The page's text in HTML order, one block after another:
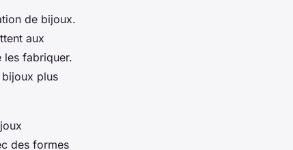
de bijoux.
aux
les fabriquer.
bijoux plus
des formes